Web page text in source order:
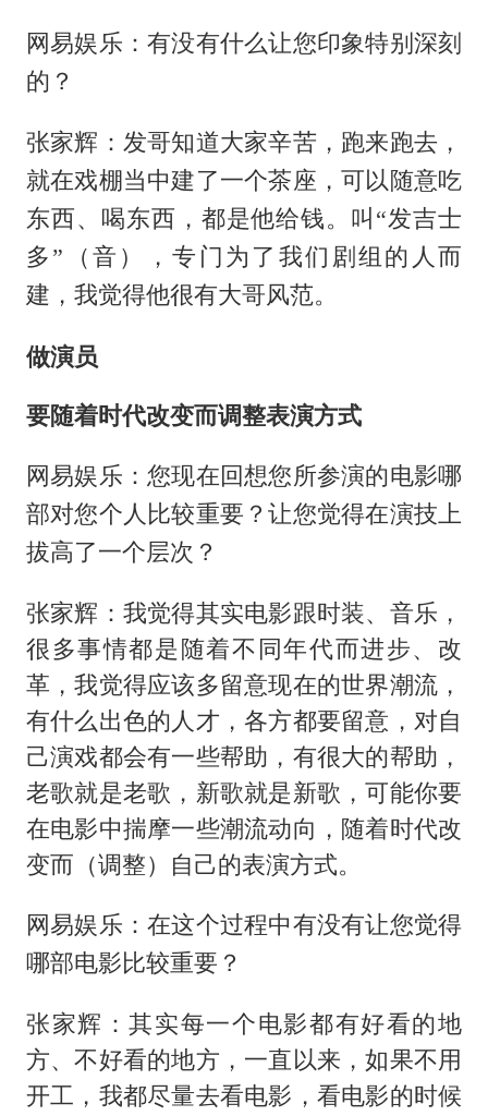
网易娱乐：有没有什么让您印象特别深刻
的？
张家辉：发哥知道大家辛苦，跑来跑去，
就在戏棚当中建了一个茶座，可以随意吃
东西、喝东西，都是他给钱。叫“发吉士
多”（音），专门为了我们剧组的人而
建，我觉得他很有大哥风范。
做演员
要随着时代改变而调整表演方式
网易娱乐：您现在回想您所参演的电影哪
部对您个人比较重要？让您觉得在演技上
拔高了一个层次？
张家辉：我觉得其实电影跟时装、音乐，
很多事情都是随着不同年代而进步、改
革，我觉得应该多留意现在的世界潮流，
有什么出色的人才，各方都要留意，对自
己演戏都会有一些帮助，有很大的帮助，
老歌就是老歌，新歌就是新歌，可能你要
在电影中揣摩一些潮流动向，随着时代改
变而（调整）自己的表演方式。
网易娱乐：在这个过程中有没有让您觉得
哪部电影比较重要？
张家辉：其实每一个电影都有好看的地
方、不好看的地方，一直以来，如果不用
开工，我都尽量去看电影，看电影的时候